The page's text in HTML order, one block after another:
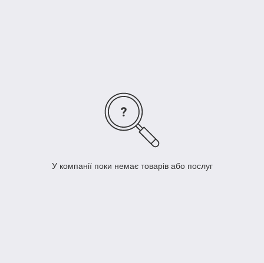
У компанії поки немає товарів або послуг